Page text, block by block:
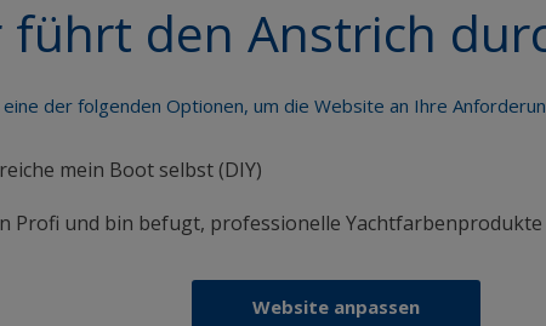
führt den Anstrich
eine der folgenden Optionen, um die Website an Ihre
mein Boot selbst (DIY)
Profi und bin befugt, professionelle Yachtfarbenprodukte
Website anpassen
in
Anstricharbeiten mit Zuversicht auszuführen